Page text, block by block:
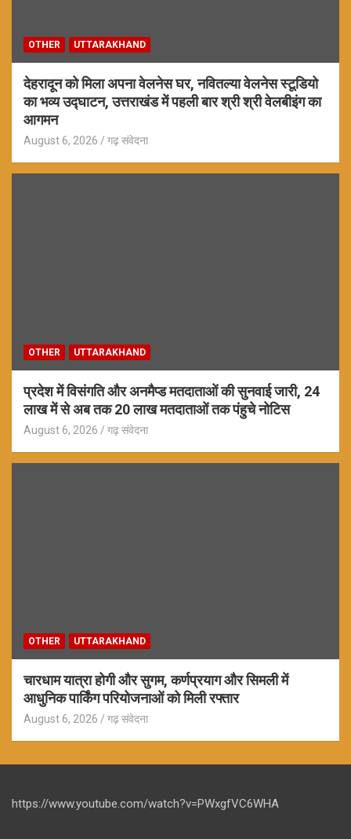
OTHER UTTARAKHAND
देहरादून को मिला अपना वेलनेस घर, नवितल्या वेलनेस स्टूडियो
का भव्य उद्घाटन, उत्तराखंड में पहली बार श्री श्री वेलबीइंग का
आगमन
August 6, 2026 गढ़ संवेदना
OTHER UTTARAKHAND
प्रदेश में विसंगति और अनमैप्ड मतदाताओं की सुनवाई जारी, 24
लाख में से अब तक 20 लाख मतदाताओं तक पंहुचे नोटिस
August 6, 2026 गढ़ संवेदना
OTHER UTTARAKHAND
चारधाम यात्रा होगी और सुगम, कर्णप्रयाग और सिमली में
आधुनिक पार्किंग परियोजनाओं को मिली रफ्तार
August 6, 2026 गढ़ संवेदना
https://www.youtube.com/watch?v=PWxgfVC6WHA